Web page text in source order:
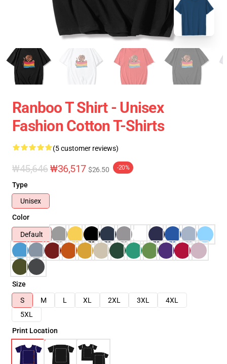
Ranboo T Shirt - Unisex
Fashion Cotton T-Shirts
(5 customer reviews)
₩45,646₩36,517 $26.50 -20%
Type
Unisex
Color
Default
Size
S
M L XL 2XL 3XL
4XL
5XL
Print Location